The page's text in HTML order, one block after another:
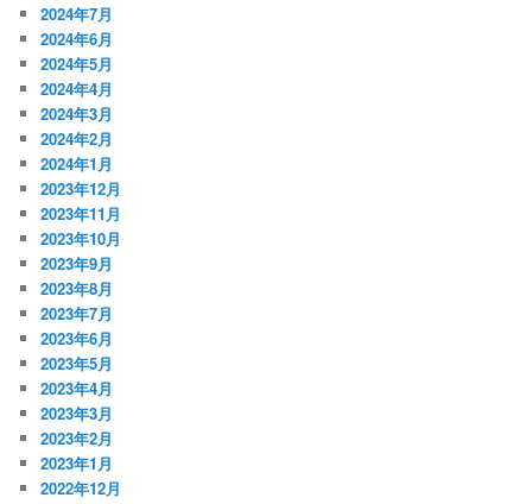
2024年7月
2024年6月
2024年5月
2024年4月
2024年3月
2024年2月
2024年1月
2023年12月
2023年11月
2023年10月
2023年9月
2023年8月
2023年7月
2023年6月
2023年5月
2023年4月
2023年3月
2023年2月
2023年1月
2022年12月